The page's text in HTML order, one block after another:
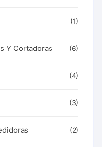
(1)
Y Cortadoras (6)
(4)
(3)
(2)